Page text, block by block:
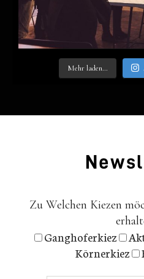
Mehr laden…
Zu Welchen Kiezen
Ganghoferkiez
Körnerkiez